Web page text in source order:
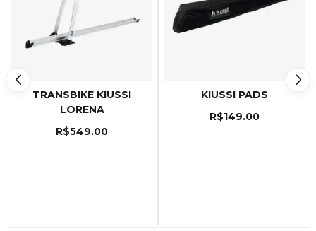
TRANSBIKE KIUSSI
LORENA
R$549.00
KIUSSI PADS
R$149.00